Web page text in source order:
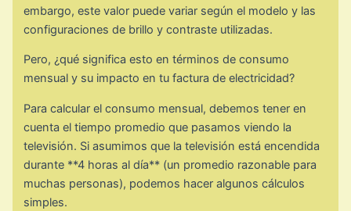
embargo, este valor puede variar según el modelo y las
configuraciones de brillo y contraste utilizadas.
Pero, ¿qué significa esto en términos de consumo
mensual y su impacto en tu factura de electricidad?
Para calcular el consumo mensual, debemos tener en
cuenta el tiempo promedio que pasamos viendo la
televisión. Si asumimos que la televisión está encendida
durante **4 horas al día** (un promedio razonable para
muchas personas), podemos hacer algunos cálculos
simples.